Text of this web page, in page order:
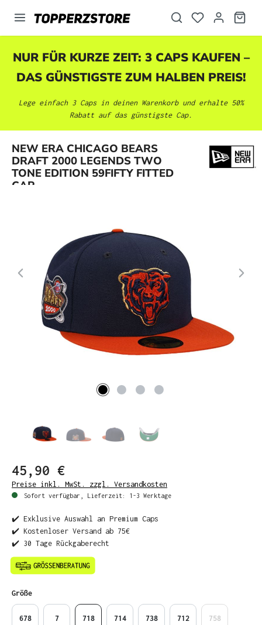
springen
NUR FÜR KURZE ZEIT: 3 CAPS KAUFEN –
DAS GÜNSTIGSTE ZUM HALBEN PREIS!
Lege einfach 3 Caps in deinen Warenkorb und erhalte 50%
Rabatt auf das günstigste Cap.
NEW ERA CHICAGO BEARS
DRAFT 2000 LEGENDS TWO
TONE EDITION 59FIFTY FITTED
CAP
Bildergalerie überspringen
45,90 €
Preise inkl. MwSt. zzgl. Versandkosten
Sofort verfügbar, Lieferzeit: 1-3 Werktage
✔️ Exklusive Auswahl an Premium Caps
✔️ Kostenloser Versand ab 75€
✔️ 30 Tage Rückgaberecht
Größeauswählen
678 7 718 714 738 712 758